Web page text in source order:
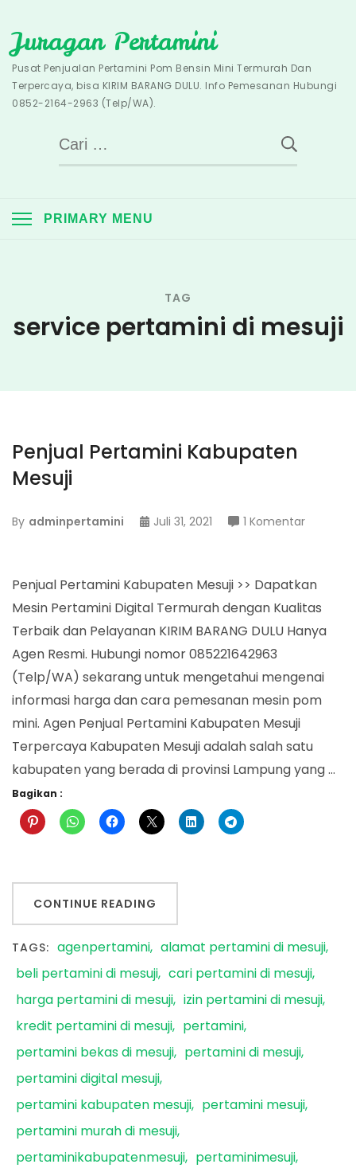
to
content
Juragan Pertamini
Pusat Penjualan Pertamini Pom Bensin Mini Termurah Dan
Terpercaya, bisa KIRIM BARANG DULU. Info Pemesanan Hubungi
0852-2164-2963 (Telp/WA).
Cari
untuk:
PRIMARY MENU
TAG
service pertamini di mesuji
Penjual Pertamini Kabupaten
Mesuji
By adminpertamini Juli 31, 2021 1 Komentarpada
Mesuji
Penjual Pertamini Kabupaten Mesuji >> Dapatkan
Mesin Pertamini Digital Termurah dengan Kualitas
Terbaik dan Pelayanan KIRIM BARANG DULU Hanya
Agen Resmi. Hubungi nomor 085221642963
(Telp/WA) sekarang untuk mengetahui mengenai
informasi harga dan cara pemesanan mesin pom
mini. Agen Penjual Pertamini Kabupaten Mesuji
Terpercaya Kabupaten Mesuji adalah salah satu
kabupaten yang berada di provinsi Lampung yang …
Bagikan :
CONTINUE READING
TAGS: agenpertamini alamat pertamini di mesuji
beli pertamini di mesuji cari pertamini di mesuji
harga pertamini di mesuji izin pertamini di mesuji
kredit pertamini di mesuji
pertamini
pertamini bekas di mesuji
pertamini di mesuji
pertamini digital mesuji
pertamini kabupaten mesuji
pertamini mesuji
pertamini murah di mesuji
pertaminikabupatenmesuji
pertaminimesuji